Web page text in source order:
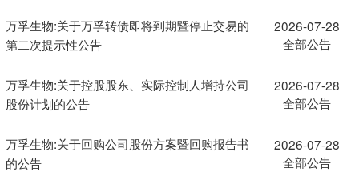
万孚生物:关于万孚转债即将到期暨停止交易的
第二次提示性公告
2026-07-28
全部公告
万孚生物:关于控股股东、实际控制人增持公司
股份计划的公告
2026-07-28
全部公告
万孚生物:关于回购公司股份方案暨回购报告书
的公告
2026-07-28
全部公告